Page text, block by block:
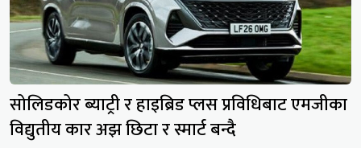
सोलिडकोर ब्याट्री र हाइब्रिड प्लस प्रविधिबाट एमजीका
विद्युतीय कार अझ छिटा र स्मार्ट बन्दै